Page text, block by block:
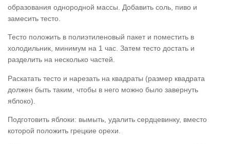
образования однородной массы. Добавить соль, пиво и
замесить тесто.
Тесто положить в полиэтиленовый пакет и поместить в
холодильник, минимум на 1 час. Затем тесто достать и
разделить на несколько частей.
Раскатать тесто и нарезать на квадраты (размер квадрата
должен быть таким, чтобы в него можно было завернуть
яблоко).
Подготовить яблоки: вымыть, удалить сердцевинку, вместо
которой положить грецкие орехи.